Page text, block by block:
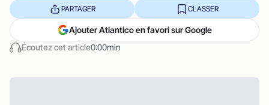
Écoutez cet article0:00min
PARTAGER CLASSER
Ajouter Atlantico en favori sur Google